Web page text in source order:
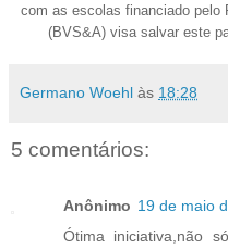
com as escolas financiado pelo
(BVS&A) visa salvar este
Germano Woehl às 18:28
5 comentários:
Anônimo 19 de maio
Ótima iniciativa,não